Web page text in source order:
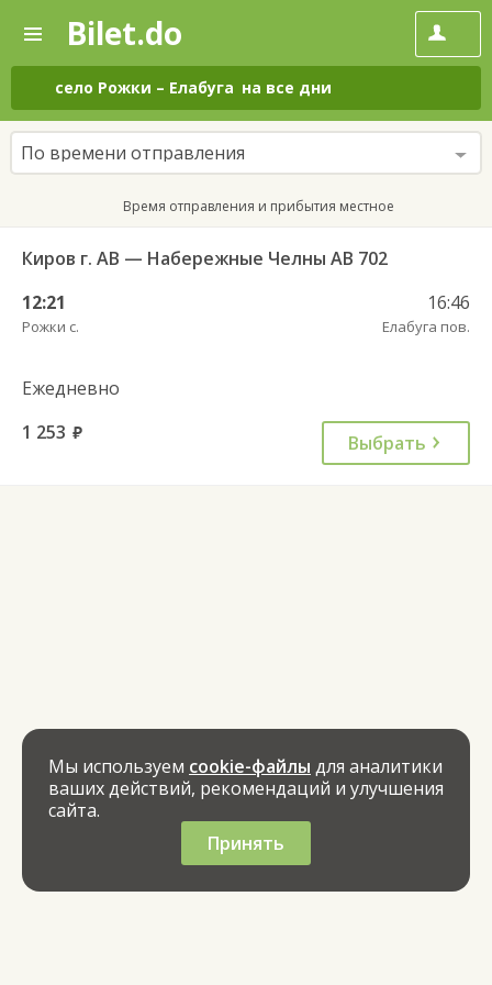
—
Поиск
и
покупка
билетов
на
автобус
онлайн
Bilet.do
село Рожки – Елабуга на все дни
По времени отправления
Время отправления и прибытия местное
Киров г. АВ — Набережные Челны АВ 702
12:21
Рожки с.
16:46
Елабуга пов.
Ежедневно
1 253 руб. Выбрать
Мы используем cookie-файлы для аналитики
ваших действий, рекомендаций и улучшения
сайта.
Принять